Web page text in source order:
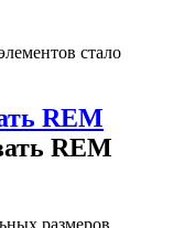
стало
REM
REM